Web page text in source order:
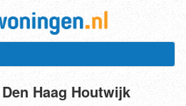
Haag Houtwijk